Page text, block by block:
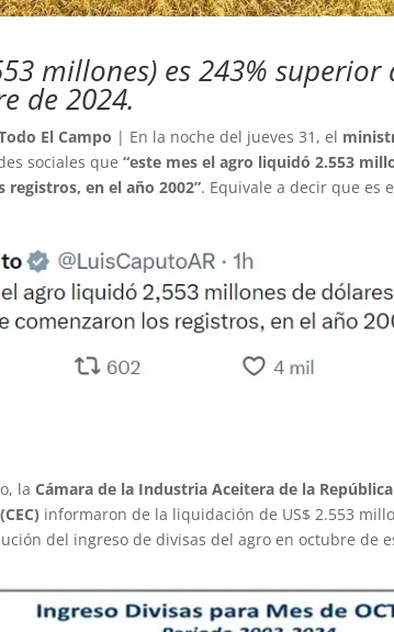
millones) es 243%
de 2024.
El Campo | En la noche del jueves 31, el
sociales que“este mes el agro liquidó 2.553
en el año 2002”. Equivale a decir que es
laCámara de la Industria Aceitera de la
informaron de la liquidación de US$ 2.553
del ingreso de divisas del agro en octubre de